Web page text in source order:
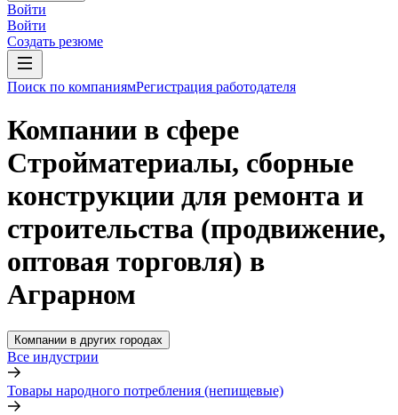
Войти
Войти
Создать резюме
Поиск по компаниямРегистрация работодателя
Компании в сфере
Стройматериалы, сборные
конструкции для ремонта и
строительства (продвижение,
оптовая торговля) в
Аграрном
Компании в других городах
Все индустрии
Товары народного потребления (непищевые)